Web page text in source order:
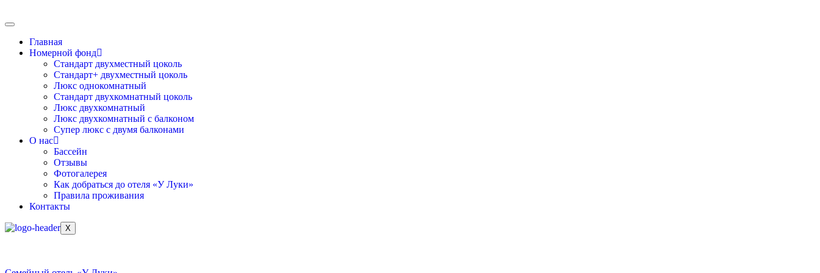
Главная
Номерной фонд
Стандарт двухместный цоколь
Стандарт+ двухместный цоколь
Люкс однокомнатный
Стандарт двухкомнатный цоколь
Люкс двухкомнатный
Люкс двухкомнатный с балконом
Супер люкс с двумя балконами
О нас
Бассейн
Отзывы
Фотогалерея
Как добраться до отеля «У Луки»
Правила проживания
Контакты
X